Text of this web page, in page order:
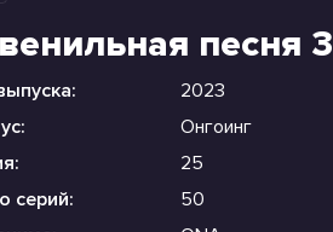
песня 3
2023
Онгоинг
25
серий:
50